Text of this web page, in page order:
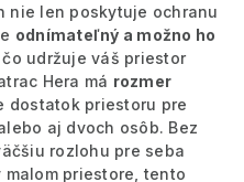
nie len poskytuje ochranu
odnímateľný a možno ho
čo udržuje váš priestor
Hera má rozmer
dostatok priestoru pre
aj dvoch osôb. Bez
rozlohu pre seba
priestore, tento